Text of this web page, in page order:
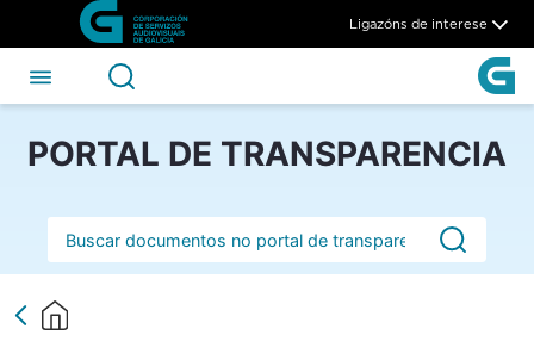
Skip to Main Content
CASAMOS! QUE FOI DE...? -
Ligazóns de interese
PORTAL DE TRANSPARENCIA
Barra de busca